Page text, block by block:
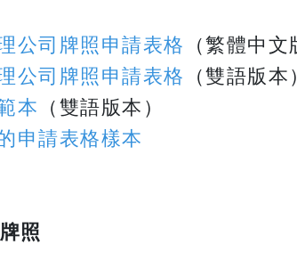
公司牌照申請表格 （繁體中文
公司牌照申請表格 （雙語版本）
本 （雙語版本）
申請表格樣本
照